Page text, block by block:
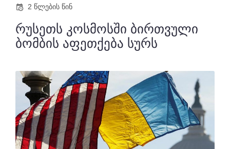
2 წლების წინ
რუსეთს კოსმოსში ბირთვული
ბომბის აფეთქება სურს